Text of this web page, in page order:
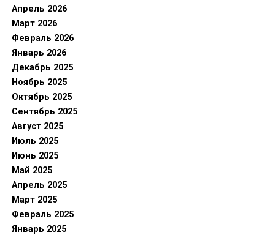
Апрель 2026
Март 2026
Февраль 2026
Январь 2026
Декабрь 2025
Ноябрь 2025
Октябрь 2025
Сентябрь 2025
Август 2025
Июль 2025
Июнь 2025
Май 2025
Апрель 2025
Март 2025
Февраль 2025
Январь 2025